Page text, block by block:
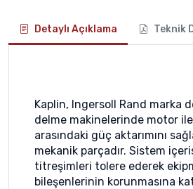
Detaylı Açıklama Teknik
Kaplin, Ingersoll Rand marka
delme makinelerinde motor
arasındaki güç aktarımını
mekanik parçadır. Sistem
titreşimleri tolere ederek
bileşenlerinin korunmasına